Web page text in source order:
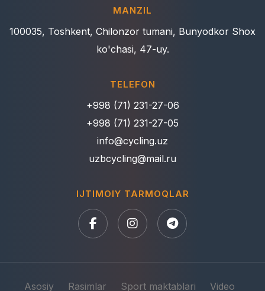
MANZIL
100035, Toshkent, Chilonzor tumani, Bunyodkor Shox
ko'chasi, 47-uy.
TELEFON
+998 (71) 231-27-06
+998 (71) 231-27-05
info@cycling.uz
uzbcycling@mail.ru
IJTIMOIY TARMOQLAR
Asosiy Rasimlar Sport maktablari Video